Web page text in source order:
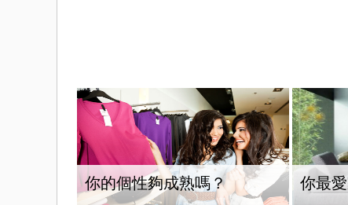
你的個性夠成熟嗎？ 你最